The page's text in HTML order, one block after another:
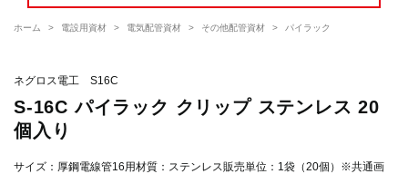
ホーム > 電設用資材 > 電気配管資材 > その他配管資材 > パイラック
ネグロス電工 S16C
S-16C パイラック クリップ ステンレス 20
個入り
サイズ：厚鋼電線管16用材質：ステンレス販売単位：1袋（20個）※共通画